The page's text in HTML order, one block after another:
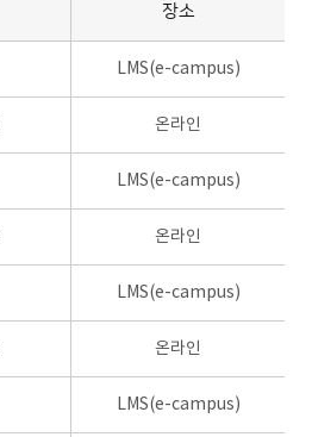
장소
LMS(e-campus)
온라인
LMS(e-campus)
온라인
LMS(e-campus)
온라인
LMS(e-campus)